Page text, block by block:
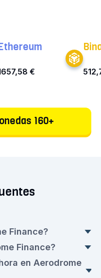
€
160+
Finance?
un valor fijo, ya que
En el
Finance?
Finance fácilmente
en Aerodrome